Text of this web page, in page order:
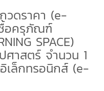
วดราคา (e-
อครุภัณฑ์
SPACE)
าสตร์ จำนวน 1
เล็กทรอนิกส์ (e-